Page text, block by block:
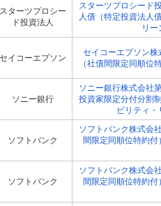
スターツプロシー
ド投資法人
スターツプロシード
人債（特定投資法人
リー
セイコーエプソン
セイコーエプソン
（社債間限定同順位
ソニー銀行
ソニー銀行株式会社
投資家限定分付分割
ビリティ
ソフトバンク
ソフトバンク株式会
間限定同順位特約
ソフトバンク
ソフトバンク株式会
間限定同順位特約